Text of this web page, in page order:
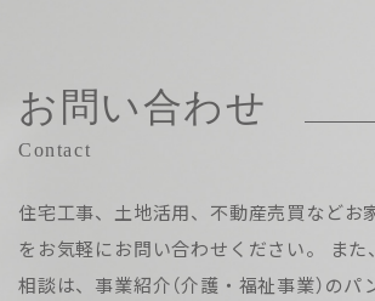
お問い合わせ
Contact
住宅工事、土地活用、不動産売買などお
をお気軽にお問い合わせください。
ま
相談は、事業紹介（介護・福祉事業）の